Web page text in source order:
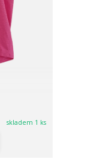
skladem 1 ks